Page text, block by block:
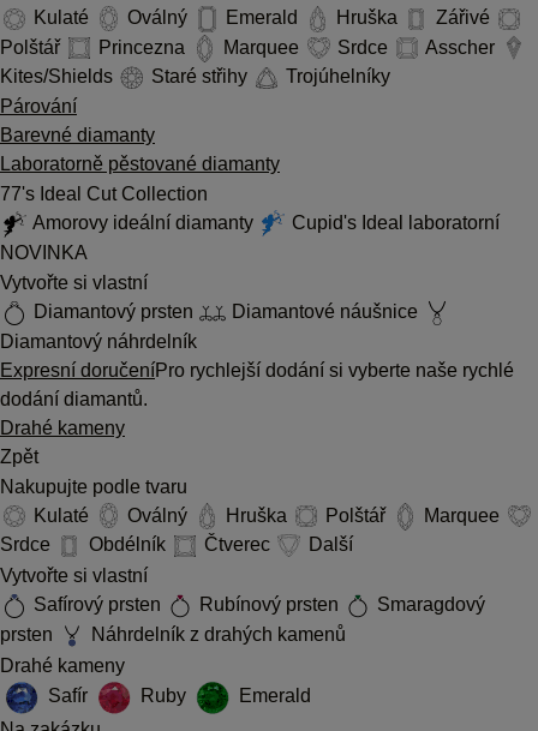
Kulaté
Oválný Emerald Hruška
Zářivé
Polštář
Princezna Marquee Srdce
Asscher
Kites/Shields
Staré střihy
Trojúhelníky
Párování
Barevné diamanty
Laboratorně pěstované diamanty
77's Ideal Cut Collection
Amorovy ideální diamanty
Cupid's Ideal laboratorní
NOVINKA
Vytvořte si vlastní
Diamantový prsten
Diamantové náušnice
Diamantový náhrdelník
Expresní doručeníPro rychlejší dodání si vyberte naše rychlé
dodání diamantů.
Drahé kameny
Zpět
Nakupujte podle tvaru
Kulaté
Oválný Hruška Polštář
Marquee
Srdce
Obdélník Čtverec
Další
Vytvořte si vlastní
Safírový prsten
Rubínový prsten
Smaragdový
prsten
Náhrdelník z drahých kamenů
Drahé kameny
Safír
Ruby
Emerald